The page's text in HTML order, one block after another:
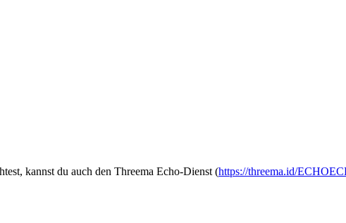
kannst du auch den Threema Echo-Dienst (https://threema.id/